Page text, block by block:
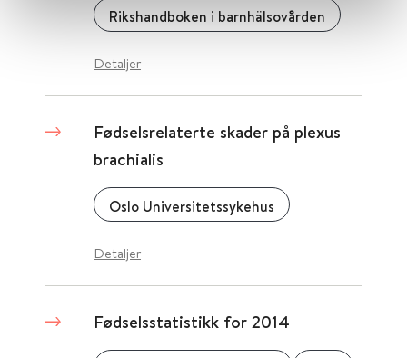
Rikshandboken i barnhälsovården
Detaljer
Fødselsrelaterte skader på plexus
brachialis
Oslo Universitetssykehus
Detaljer
Fødselsstatistikk for 2014